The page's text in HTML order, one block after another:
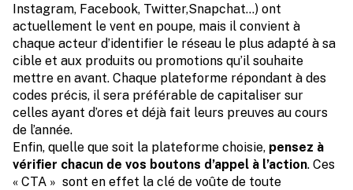
Instagram, Facebook, Twitter,Snapchat…) ont
actuellement le vent en poupe, mais il convient à
chaque acteur d’identifier le réseau le plus adapté à sa
cible et aux produits ou promotions qu’il souhaite
mettre en avant. Chaque plateforme répondant à des
codes précis, il sera préférable de capitaliser sur
celles ayant d’ores et déjà fait leurs preuves au cours
de l’année.
Enfin, quelle que soit la plateforme choisie, pensez à
vérifier chacun de vos boutons d’appel à l’action. Ces
« CTA » sont en effet la clé de voûte de toute